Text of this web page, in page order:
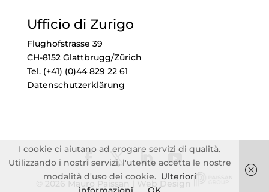
Ufficio di Zurigo
Flughofstrasse 39
CH-8152 Glattbrugg/Zürich
Tel. (+41) (0)44 829 22 61
Datenschutzerklärung
© 2026 Mauro Paissan | Web Design
I cookie ci aiutano ad erogare servizi di qualità.
Utilizzando i nostri servizi, l'utente accetta le nostre
modalità d'uso dei cookie. Ulteriori